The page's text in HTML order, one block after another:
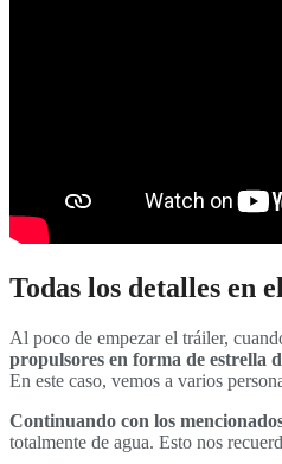
Todas los detalles en
Al poco de empezar el tráiler,
propulsores en forma de estrella
En este caso, vemos a varios
Continuando con los
totalmente de agua. Esto nos